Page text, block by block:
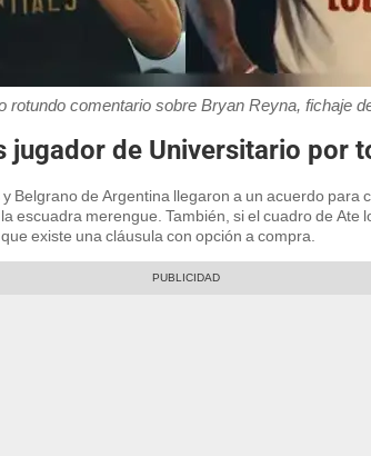
rotundo comentario sobre Bryan Reyna, fichaje
jugador de Universitario por
Belgrano de Argentina llegaron a un acuerdo para
escuadra merengue. También, si el cuadro de Ate
existe una cláusula con opción a compra.